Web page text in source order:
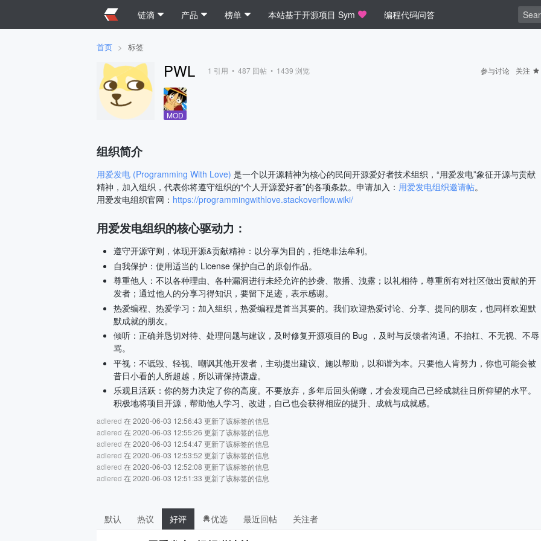
链滴 产品 榜单 本站基于开源项目 Sym 编程代码问答
首页 > 标签
PWL 1 引用 • 487 回帖 • 1439 浏览 参与讨论 关注
MOD
组织简介
用爱发电 (Programming With Love) 是一个以开源精神为核心的民间开源爱好者技术组织，“用爱发电”象征开源与贡献
精神，加入组织，代表你将遵守组织的“个人开源爱好者”的各项条款。申请加入： 用爱发电组织邀请帖。
用爱发电组织官网： https://programmingwithlove.stackoverflow.wiki/
用爱发电组织的核心驱动力：
遵守开源守则，体现开源&贡献精神：以分享为目的，拒绝非法牟利。
自我保护：使用适当的 License 保护自己的原创作品。
尊重他人：不以各种理由、各种漏洞进行未经允许的抄袭、散播、洩露；以礼相待，尊重所有对社区做出贡献的开
发者；通过他人的分享习得知识，要留下足迹，表示感谢。
热爱编程、热爱学习：加入组织，热爱编程是首当其要的。我们欢迎热爱讨论、分享、提问的朋友，也同样欢迎默
默成就的朋友。
倾听：正确并恳切对待、处理问题与建议，及时修复开源项目的 Bug ，及时与反馈者沟通。不抬杠、不无视、不辱
骂。
平视：不诋毁、轻视、嘲讽其他开发者，主动提出建议、施以帮助，以和谐为本。只要他人肯努力，你也可能会被
昔日小看的人所超越，所以请保持谦虚。
乐观且活跃：你的努力决定了你的高度。不要放弃，多年后回头俯瞰，才会发现自己已经成就往日所仰望的水平。
积极地将项目开源，帮助他人学习、改进，自己也会获得相应的提升、成就与成就感。
adlered 在 2020-06-03 12:56:43 更新了该标签的信息
adlered 在 2020-06-03 12:55:26 更新了该标签的信息
adlered 在 2020-06-03 12:54:47 更新了该标签的信息
adlered 在 2020-06-03 12:53:52 更新了该标签的信息
adlered 在 2020-06-03 12:52:08 更新了该标签的信息
adlered 在 2020-06-03 12:51:33 更新了该标签的信息
默认 热议 好评 优选 最近回帖 关注者